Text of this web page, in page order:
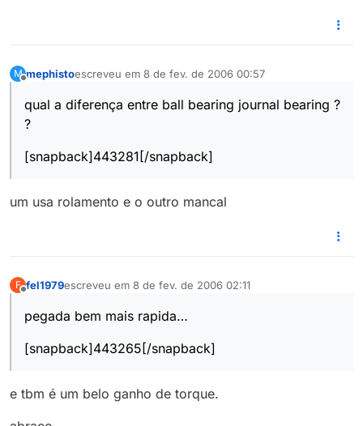
M mephistoescreveu em 8 de fev. de 2006 00:57
última edição por
qual a diferença entre ball bearing journal bearing ?
?
[snapback]443281[/snapback]
um usa rolamento e o outro mancal
F fel1979escreveu em 8 de fev. de 2006 02:11
última edição por
pegada bem mais rapida…
[snapback]443265[/snapback]
e tbm é um belo ganho de torque.